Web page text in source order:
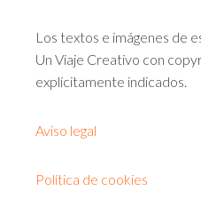
Los textos e imágenes de
Un Viaje Creativo con
explícitamente indicados.
Aviso legal
Política de cookies